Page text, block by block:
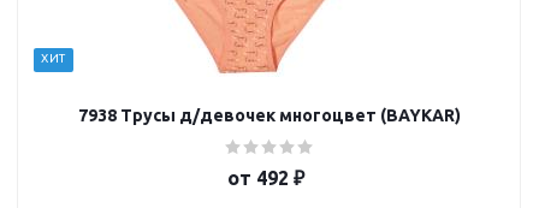
ХИТ
7938 Трусы д/девочек многоцвет (BAYKAR)
от 492 ₽